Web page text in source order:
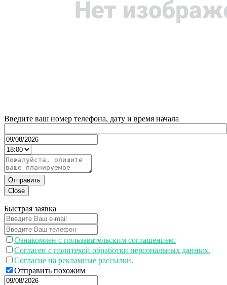
Введите ваш номер телефона, дату и время начала
Отправить
Close
Быстрая заявка
Ознакомлен с пользавательским соглашением.
Согласен с политекой обработки персональных данных.
Согласие на рекламные рассылки.
Отправить похожим